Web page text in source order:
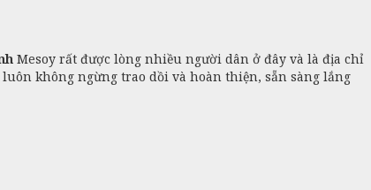
Mesoy rất được lòng nhiều người dân ở đây và là địa chỉ
không ngừng trao dồi và hoàn thiện, sẵn sàng lắng